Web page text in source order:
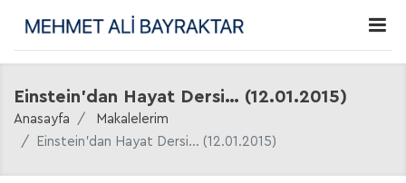
Einstein'dan Hayat Dersi… (12.01.2015)
Anasayfa
Makalelerim
Einstein'dan Hayat Dersi… (12.01.2015)